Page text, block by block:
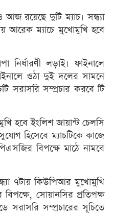
আজ রয়েছে দুটি ম্যাচ। সন্ধ্যা
আরেক ম্যাচে মুখোমুখি হবে
লড়াই। ফাইনালে
ওঠা দুই দলের সামনে
সরাসরি সম্প্রচার করবে টি
হবে ইংলিশ জায়ান্ট চেলসি
হিসেবে ম্যাচটিকে কাজে
বিপক্ষে মাঠে নামবে
৭টায় কিউপিআর মুখোমুখি
সোয়ানসির প্রতিপক্ষ
সরাসরি সম্প্রচারের সূচিতে